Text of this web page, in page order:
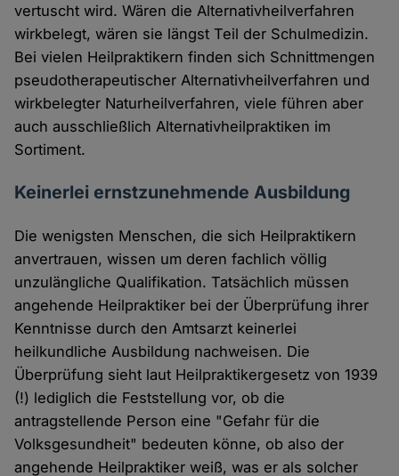
vertuscht wird. Wären die Alternativheilverfahren
wirkbelegt, wären sie längst Teil der Schulmedizin.
Bei vielen Heilpraktikern finden sich Schnittmengen
pseudotherapeutischer Alternativheilverfahren und
wirkbelegter Naturheilverfahren, viele führen aber
auch ausschließlich Alternativheilpraktiken im
Sortiment.
Keinerlei ernstzunehmende Ausbildung
Die wenigsten Menschen, die sich Heilpraktikern
anvertrauen, wissen um deren fachlich völlig
unzulängliche Qualifikation. Tatsächlich müssen
angehende Heilpraktiker bei der Überprüfung ihrer
Kenntnisse durch den Amtsarzt keinerlei
heilkundliche Ausbildung nachweisen. Die
Überprüfung sieht laut Heilpraktikergesetz von 1939
(!) lediglich die Feststellung vor, ob die
antragstellende Person eine "Gefahr für die
Volksgesundheit" bedeuten könne, ob also der
angehende Heilpraktiker weiß, was er als solcher